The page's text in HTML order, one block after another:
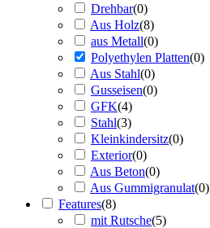
Drehbar(0)
Aus Holz(8)
aus Metall(0)
Polyethylen Platten(0)
Aus Stahl(0)
Gusseisen(0)
GFK(4)
Stahl(3)
Kleinkindersitz(0)
Exterior(0)
Aus Beton(0)
Aus Gummigranulat(0)
Features(8)
mit Rutsche(5)